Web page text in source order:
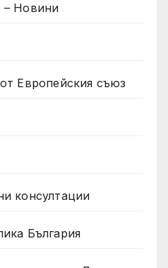
– Новини
Европейския съюз
консултации
България